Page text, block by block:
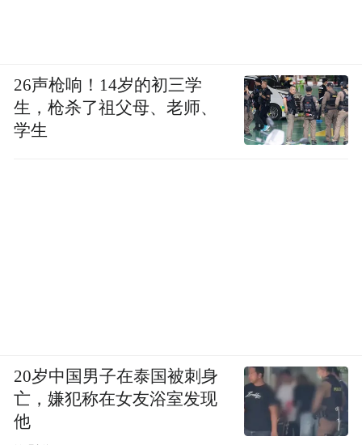
26声枪响！14岁的初三学
生，枪杀了祖父母、老师、
学生
20岁中国男子在泰国被刺身
亡，嫌犯称在女友浴室发现
他